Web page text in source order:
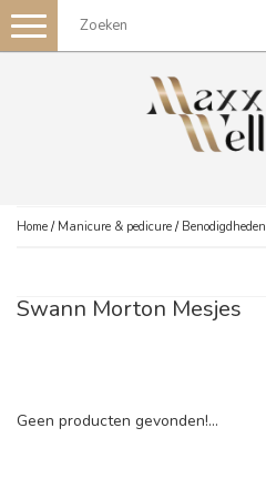
Toggle
navigation
Home / Manicure & pedicure / Benodigdheden
Swann Morton Mesjes
Geen producten gevonden!...